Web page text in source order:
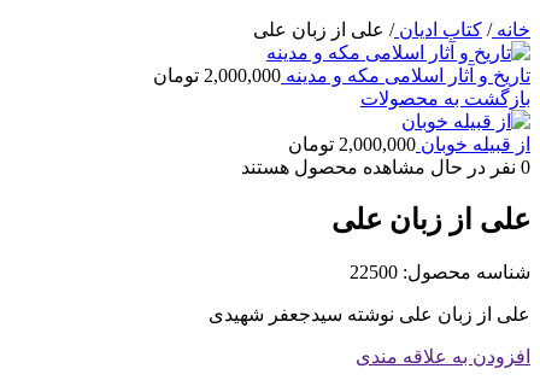
خانه/ کتاب ادیان/ علی از زبان علی
تاریخ و آثار اسلامی مکه و مدینه 2,000,000 تومان
بازگشت به محصولات
از قبیله خوبان 2,000,000 تومان
0 نفر در حال مشاهده محصول هستند
علی از زبان علی
شناسه محصول: 22500
علی از زبان علی نوشته سیدجعفر شهیدى
افزودن به علاقه مندی